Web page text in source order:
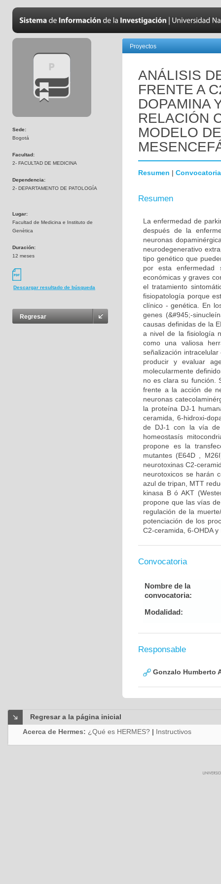
Sede:
Bogotá
Facultad:
2- FACULTAD DE MEDICINA
Dependencia:
2- DEPARTAMENTO DE PATOLOGÍA
Lugar:
Facultad de Medicina e Instituto de
Genètica
Duración:
12 meses
Descargar resultado de búsqueda
Regresar
Proyectos
ANÁLISIS
FRENTE A
DOPAMINA
RELACIÓN
MODELO
Resumen | Convocatoria
Resumen
La enfermedad de
después de la
neuronas
neurodegenerativo
tipo genético que
por esta enfermedad
económicas y graves
el tratamiento
fisiopatología porque
clínico - genética. En
genes (&#945;-
causas definidas de la
a nivel de la fisiología
como una valiosa
señalización
producir y evaluar
molecularmente
no es clara su función.
frente a la acción de
neuronas
la proteína DJ-1
ceramida, 6-hidroxi-
de DJ-1 con la vía de
homeostasís
propone es la
mutantes (E64D ,
neurotoxinas C2-
neurotoxicos se harán
azul de tripan, MTT
kinasa B ó AKT
propone que las vías
regulación de la
potenciación de los
C2-ceramida, 6-OHDA
Convocatoria
Nombre de la
convocatoria:
Modalidad:
Responsable
Gonzalo Humberto
Regresar a la página inicial
Acerca de Hermes: ¿Qué es HERMES? | Instructivos